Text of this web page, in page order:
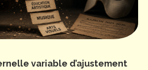
variable d’ajustement